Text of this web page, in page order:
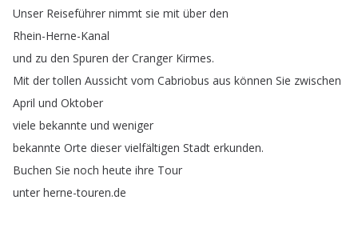
Unser Reiseführer nimmt sie mit über den
Rhein-Herne-Kanal
und zu den Spuren der Cranger Kirmes.
Mit der tollen Aussicht vom Cabriobus aus können Sie zwischen
April und Oktober
viele bekannte und weniger
bekannte Orte dieser vielfältigen Stadt erkunden.
Buchen Sie noch heute ihre Tour
unter herne-touren.de